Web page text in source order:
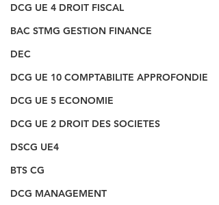
DCG UE 4 DROIT FISCAL
BAC STMG GESTION FINANCE
DEC
DCG UE 10 COMPTABILITE APPROFONDIE
DCG UE 5 ECONOMIE
DCG UE 2 DROIT DES SOCIETES
DSCG UE4
BTS CG
DCG MANAGEMENT